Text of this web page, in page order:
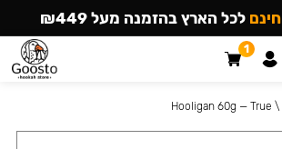
\
Hooligan 60g — True
חינם לכל הארץ בהזמנה מעל ₪449
1